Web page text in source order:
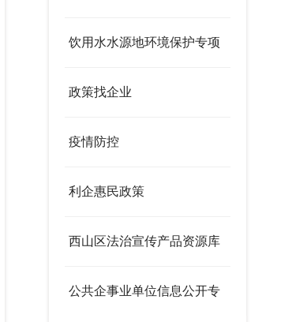
饮用水水源地环境保护专项
行动
政策找企业
疫情防控
利企惠民政策
西山区法治宣传产品资源库
公共企事业单位信息公开专